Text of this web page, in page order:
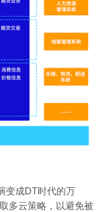
变成DT时代的万
多云策略，以避免被